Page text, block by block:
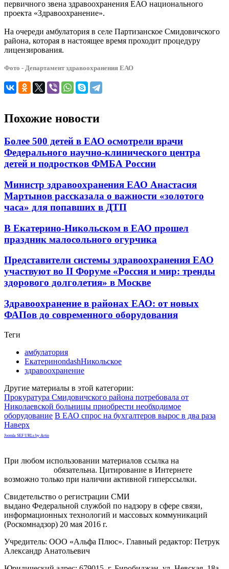
первичного звена здравоохранения ЕАО национального
проекта «Здравоохранение».
На очереди амбулатория в селе Партизанское Смидовичского
района, которая в настоящее время проходит процедуру
лицензирования.
Фото - Департамент здравоохранения ЕАО
Похожие новости
Более 500 детей в ЕАО осмотрели врачи
Федерального научно-клинического центра
детей и подростков ФМБА России
Министр здравоохранения ЕАО Анастасия
Мартынов рассказала о важности «золотого
часа» для попавших в ДТП
В Екатерино-Никольском в ЕАО прошел
праздник малосольного огурчика
Представители системы здравоохранения ЕАО
участвуют во II Форуме «Россия и мир: тренды
здорового долголетия» в Москве
Здравоохранение в районах ЕАО: от новых
ФАПов до современного оборудования
Теги
амбулатория
ЕкатериноndashНикольское
здравоохранение
Другие материалы в этой категории:
Прокуратура Смидовичского района потребовала от
Николаевской больницы приобрести необходимое
оборудование В ЕАО спрос на бухгалтеров вырос в два раза
Наверх
Joomla SEF URLs by Artio
При любом использовании материалов ссылка на
обязательна. Цитирование в Интернете
возможно только при наличии активной гиперссылки.
Свидетельство о регистрации СМИ
выдано Федеральной службой по надзору в сфере связи,
информационных технологий и массовых коммуникаций
(Роскомнадзор) 20 мая 2016 г.
Учредитель: ООО «Альфа Плюс». Главный редактор: Петрук
Александр Анатольевич